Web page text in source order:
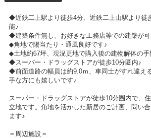
◆近鉄二上駅より徒歩4分、近鉄二上山駅より徒
能♪
◆建築条件無し、お好きな工務店等での建築が
◆角地で陽当たり・通風良好です♪
◆土地約67坪、現況更地で購入後の建物解体の手
◆スーパー・ドラッグストアが徒歩10分圏内♪
◆前面道路の幅員は約9.0ｍ、車同士がすれ違え
手な方にも嬉しいです♪
スーパー・ドラッグストアが徒歩10分圏内で、
立地です。角地を活かした新居のご計画、問い
ます♪
＝周辺施設＝